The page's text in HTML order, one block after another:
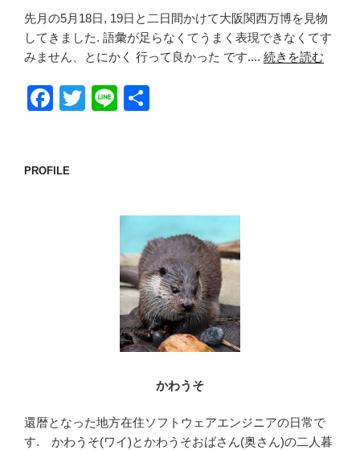
先月の5月18日, 19日と二日間かけて大阪関西万博を見物
してきました. 語彙が足らなくてうまく表現できなくてす
みません、とにかく 行って良かった です.... 続きを読む
F
e
T
Li
PROFILE
かわうそ
還暦となった地方在住ソフトウェアエンジニアの日常で
す. かわうそ(ワイ)とかわうそおばさん(奥さん)の二人暮